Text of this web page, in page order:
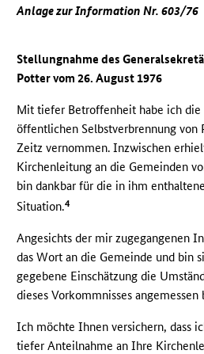
Anlage zur Information Nr. 603/76
Stellungnahme des
Potter vom 26. August 1976
Mit tiefer Betroffenheit habe ich die
öffentlichen Selbstverbrennung von
Zeitz vernommen. Inzwischen
Kirchenleitung an die Gemeinden
bin dankbar für die in ihm
Situation.4
Angesichts der mir zugegangenen
das Wort an die Gemeinde und bin
gegebene Einschätzung die
dieses Vorkommnisses
Ich möchte Ihnen versichern, dass
tiefer Anteilnahme an Ihre